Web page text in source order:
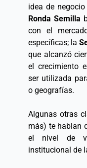
Ronda Semilla
con el
específicas; la
que alcanzó
el crecimiento
ser utilizada
o geografías.
Algunas otras
más) te hablan
el nivel de
institucional de